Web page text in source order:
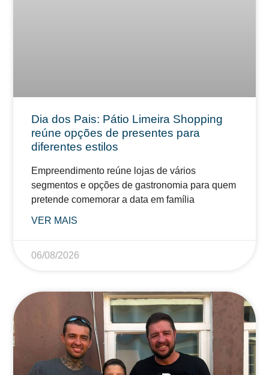
Dia dos Pais: Pátio Limeira Shopping
reúne opções de presentes para
diferentes estilos
Empreendimento reúne lojas de vários
segmentos e opções de gastronomia para quem
pretende comemorar a data em família
VER MAIS
06/08/2026